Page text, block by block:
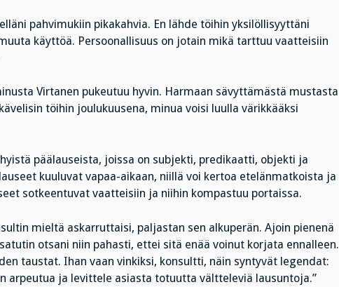
pahvimukiin pikakahvia. En lähde töihin yksilöllisyyttäni
käyttöä. Persoonallisuus on jotain mikä tarttuu vaatteisiin
Virtanen pukeutuu hyvin. Harmaan sävyttämästä mustasta
töihin joulukuusena, minua voisi luulla värikkääksi
päälauseista, joissa on subjekti, predikaatti, objekti ja
kuuluvat vapaa-aikaan, niillä voi kertoa etelänmatkoista ja
sotkeentuvat vaatteisiin ja niihin kompastuu portaissa.
mieltä askarruttaisi, paljastan sen alkuperän. Ajoin pienenä
otsani niin pahasti, ettei sitä enää voinut korjata ennalleen.
taustat. Ihan vaan vinkiksi, konsultti, näin syntyvät legendat:
arpeutua ja levittele asiasta totuutta vältteleviä lausuntoja.”